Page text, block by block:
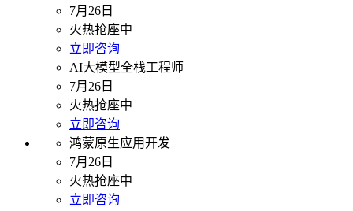
7月26日
火热抢座中
立即咨询
AI大模型全栈工程师
7月26日
火热抢座中
立即咨询
鸿蒙原生应用开发
7月26日
火热抢座中
立即咨询